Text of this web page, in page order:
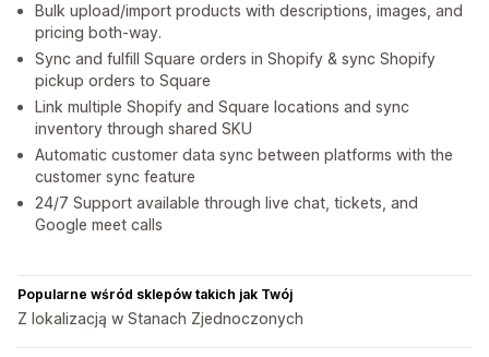
Bulk upload/import products with descriptions, images, and
pricing both-way.
Sync and fulfill Square orders in Shopify & sync Shopify
pickup orders to Square
Link multiple Shopify and Square locations and sync
inventory through shared SKU
Automatic customer data sync between platforms with the
customer sync feature
24/7 Support available through live chat, tickets, and
Google meet calls
Popularne wśród sklepów takich jak Twój
Z lokalizacją w Stanach Zjednoczonych